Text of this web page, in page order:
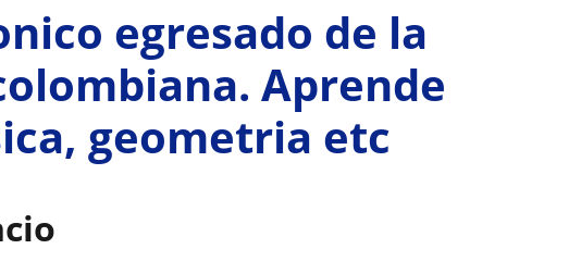
egresado de la
Aprende
geometria etc